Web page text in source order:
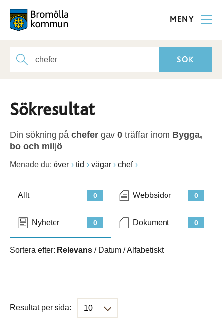
MENY
Sökresultat
Din sökning på chefer gav 0 träffar inom Bygga,
bo och miljö
Menade du: över tid vägar chef
0
Allt 0
Webbsidor
0
Nyheter 0
Dokument
Sortera efter: Relevans / Datum /Alfabetiskt
Resultat per sida: